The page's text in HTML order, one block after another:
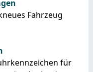
Fahrzeug
für